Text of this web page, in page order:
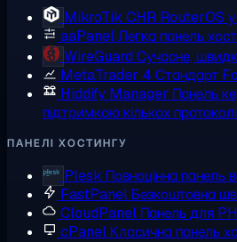
MikroTik CHR RouterOS у
aaPanelЛегка панель
WireGuard Сучасне,
MetaTrader 4 Стандарт
Hiddify Manager Панель
підтримкою кількох
ПАНЕЛІ ХОСТИНГУ
Plesk Повноцінна панель
FastPanelБезкоштовна
CloudPanel Панель для
cPanelКласична панель